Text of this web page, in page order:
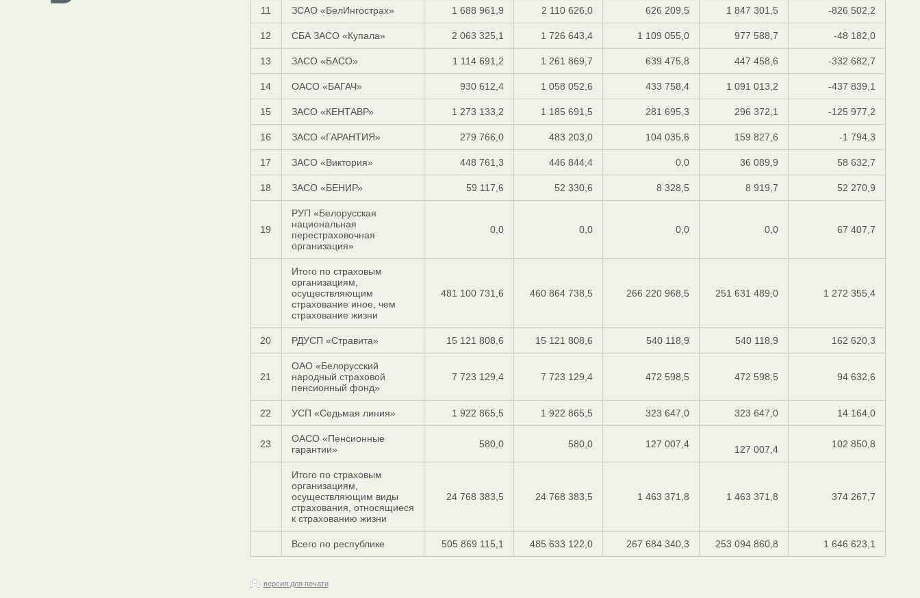
11 ЗСАО «БелИнгострах» 1 688 961,9 2 110 626,0 626 209,5 1 847 301,5 -826 502,2
12 СБА ЗАСО «Купала» 2 063 325,1 1 726 643,4 1 109 055,0 977 588,7 -48 182,0
13 ЗАСО «БАСО» 1 114 691,2 1 261 869,7 639 475,8 447 458,6 -332 682,7
14 ОАСО «БАГАЧ» 930 612,4 1 058 052,6 433 758,4 1 091 013,2 -437 839,1
15 ЗАСО «КЕНТАВР» 1 273 133,2 1 185 691,5 281 695,3 296 372,1 -125 977,2
16 ЗАСО «ГАРАНТИЯ» 279 766,0 483 203,0 104 035,6 159 827,6 -1 794,3
17 ЗАСО «Виктория» 448 761,3 446 844,4 0,0 36 089,9 58 632,7
18 ЗАСО «БЕНИР» 59 117,6 52 330,6 8 328,5 8 919,7 52 270,9
19
РУП «Белорусская
национальная
перестраховочная
организация»
0,0 0,0 0,0 0,0 67 407,7
Итого по страховым
организациям,
осуществляющим
страхование иное, чем
страхование жизни
481 100 731,6 460 864 738,5 266 220 968,5 251 631 489,0 1 272 355,4
20 РДУСП «Стравита» 15 121 808,6 15 121 808,6 540 118,9 540 118,9 162 620,3
21
ОАО «Белоруcский
народный страховой
пенсионный фонд»
7 723 129,4 7 723 129,4 472 598,5 472 598,5 94 632,6
22 УСП «Седьмая линия» 1 922 865,5 1 922 865,5 323 647,0 323 647,0 14 164,0
23
ОАСО «Пенсионные
гарантии»
580,0 580,0 127 007,4 127 007,4 102 850,8
Итого по страховым
организациям,
осуществляющим виды
страхования, относящиеся
к страхованию жизни
24 768 383,5 24 768 383,5 1 463 371,8 1 463 371,8 374 267,7
Всего по республике 505 869 115,1 485 633 122,0 267 684 340,3 253 094 860,8 1 646 623,1
версия для печати